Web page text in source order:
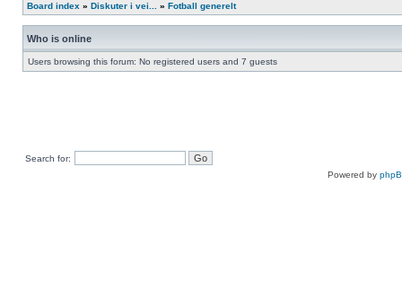
Board index » Diskuter i vei... » Fotball generelt
Who is online
Users browsing this forum: No registered users and 7 guests
Search for:
Powered by